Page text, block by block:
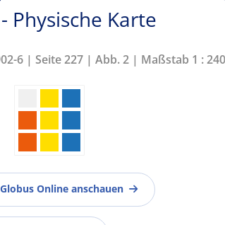
Physische Karte
6 | Seite 227 | Abb. 2 | Maßstab 1 :
Online anschauen